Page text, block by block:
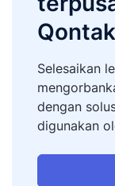
Qontak
Selesaikan
dengan
digunakan